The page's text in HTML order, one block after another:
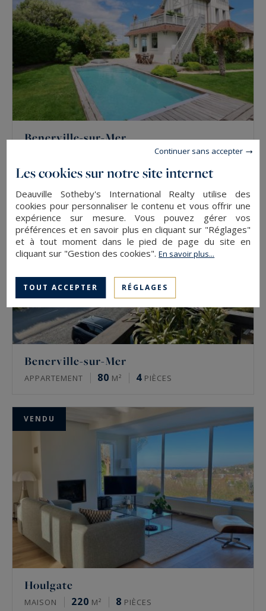
Benerville-sur-Mer
VENDU
Benerville-sur-Mer
APPARTEMENT 80 M² 4 PIÈCES
VENDU
Houlgate
MAISON 220 M² 8 PIÈCES
Les cookies sur notre site internet
Deauville Sotheby's International Realty utilise des
cookies pour personnaliser le contenu et vous offrir une
expérience sur mesure. Vous pouvez gérer vos
préférences et en savoir plus en cliquant sur "Réglages"
et à tout moment dans le pied de page du site en
cliquant sur "Gestion des cookies".En savoir plus...
TOUT ACCEPTER RÉGLAGES
Continuer sans accepter